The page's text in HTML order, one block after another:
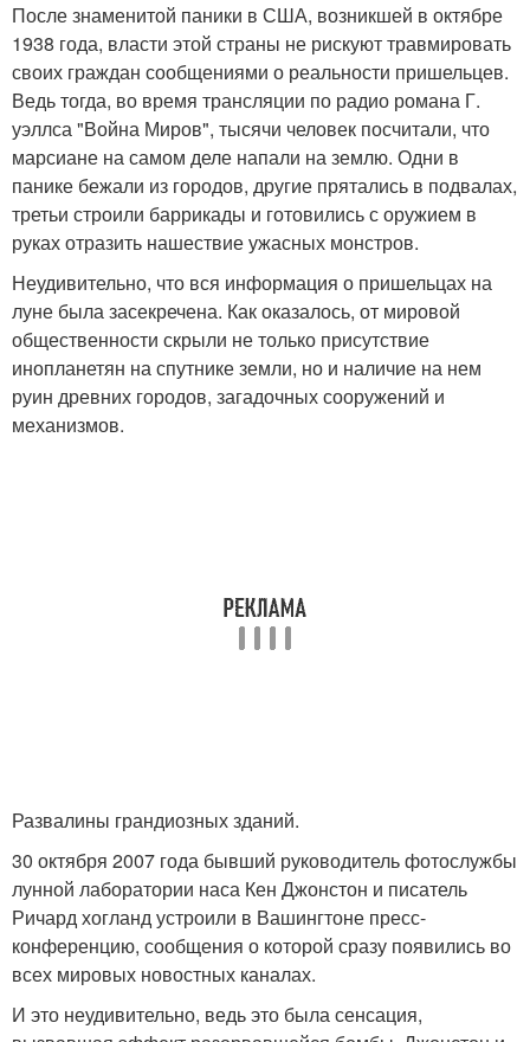
После знаменитой паники в США, возникшей в октябре
1938 года, власти этой страны не рискуют травмировать
своих граждан сообщениями о реальности пришельцев.
Ведь тогда, во время трансляции по радио романа Г.
уэллса "Война Миров", тысячи человек посчитали, что
марсиане на самом деле напали на землю. Одни в
панике бежали из городов, другие прятались в подвалах,
третьи строили баррикады и готовились с оружием в
руках отразить нашествие ужасных монстров.
Неудивительно, что вся информация о пришельцах на
луне была засекречена. Как оказалось, от мировой
общественности скрыли не только присутствие
инопланетян на спутнике земли, но и наличие на нем
руин древних городов, загадочных сооружений и
механизмов.
Развалины грандиозных зданий.
30 октября 2007 года бывший руководитель фотослужбы
лунной лаборатории наса Кен Джонстон и писатель
Ричард хогланд устроили в Вашингтоне пресс-
конференцию, сообщения о которой сразу появились во
всех мировых новостных каналах.
И это неудивительно, ведь это была сенсация,